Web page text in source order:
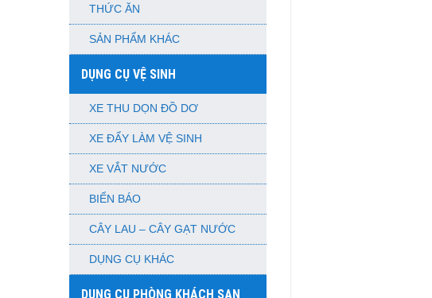
THỨC ĂN
SẢN PHẨM KHÁC
DỤNG CỤ VỆ SINH
XE THU DỌN ĐỒ DƠ
XE ĐẨY LÀM VỆ SINH
XE VẮT NƯỚC
BIỂN BÁO
CÂY LAU – CÂY GẠT NƯỚC
DỤNG CỤ KHÁC
DỤNG CỤ PHÒNG KHÁCH SẠN